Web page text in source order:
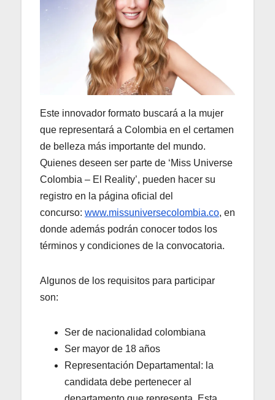
Este innovador formato buscará a la mujer
que representará a Colombia en el certamen
de belleza más importante del mundo.
Quienes deseen ser parte de ‘Miss Universe
Colombia – El Reality’, pueden hacer su
registro en la página oficial del
concurso: www.missuniversecolombia.co, en
donde además podrán conocer todos los
términos y condiciones de la convocatoria.
Algunos de los requisitos para participar
son:
Ser de nacionalidad colombiana
Ser mayor de 18 años
Representación Departamental: la
candidata debe pertenecer al